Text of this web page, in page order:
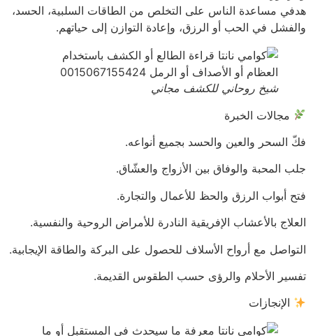
هدفي مساعدة الناس على التخلص من الطاقات السلبية، الحسد،
والفشل في الحب أو الرزق، وإعادة التوازن إلى حياتهم.
شيخ روحاني للكشف مجاني
مجالات الخبرة
فكّ السحر والعين والحسد بجميع أنواعه.
جلب المحبة والوفاق بين الأزواج والعشّاق.
فتح أبواب الرزق والحظ للأعمال والتجارة.
العلاج بالأعشاب الإفريقية النادرة للأمراض الروحية والنفسية.
التواصل مع أرواح الأسلاف للحصول على البركة والطاقة الإيجابية.
تفسير الأحلام والرؤى حسب الطقوس القديمة.
الإنجازات